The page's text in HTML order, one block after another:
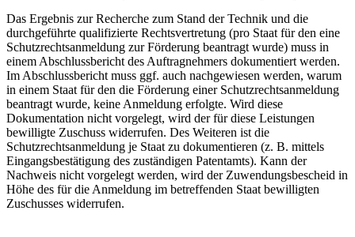
Das Ergebnis zur Recherche zum Stand der Technik und die
durchgeführte qualifizierte Rechtsvertretung (pro Staat für den eine
Schutzrechtsanmeldung zur Förderung beantragt wurde) muss in
einem Abschlussbericht des Auftragnehmers dokumentiert werden.
Im Abschlussbericht muss ggf. auch nachgewiesen werden, warum
in einem Staat für den die Förderung einer Schutzrechtsanmeldung
beantragt wurde, keine Anmeldung erfolgte. Wird diese
Dokumentation nicht vorgelegt, wird der für diese Leistungen
bewilligte Zuschuss widerrufen. Des Weiteren ist die
Schutzrechtsanmeldung je Staat zu dokumentieren (z. B. mittels
Eingangsbestätigung des zuständigen Patentamts). Kann der
Nachweis nicht vorgelegt werden, wird der Zuwendungsbescheid in
Höhe des für die Anmeldung im betreffenden Staat bewilligten
Zuschusses widerrufen.